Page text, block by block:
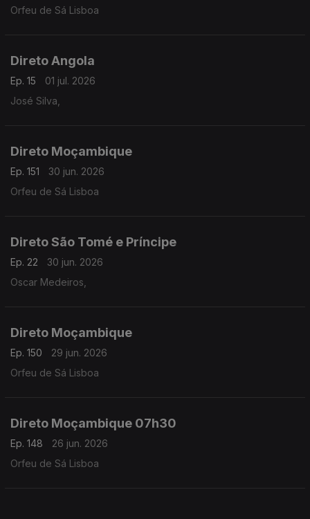
Orfeu de Sá Lisboa
Direto Angola
Ep. 15
01 jul. 2026
José Silva,
Direto Moçambique
Ep. 151
30 jun. 2026
Orfeu de Sá Lisboa
Direto São Tomé e Príncipe
Ep. 22
30 jun. 2026
Oscar Medeiros,
Direto Moçambique
Ep. 150
29 jun. 2026
Orfeu de Sá Lisboa
Direto Moçambique 07h30
Ep. 148
26 jun. 2026
Orfeu de Sá Lisboa